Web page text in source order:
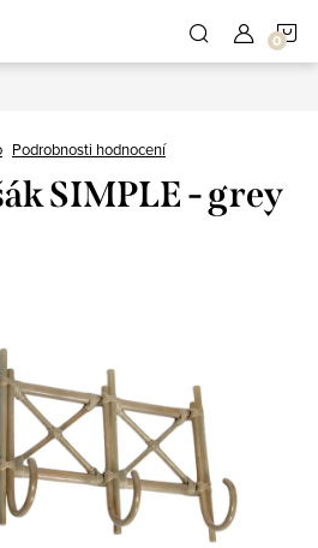
Podrobnosti hodnocení
SIMPLE - grey